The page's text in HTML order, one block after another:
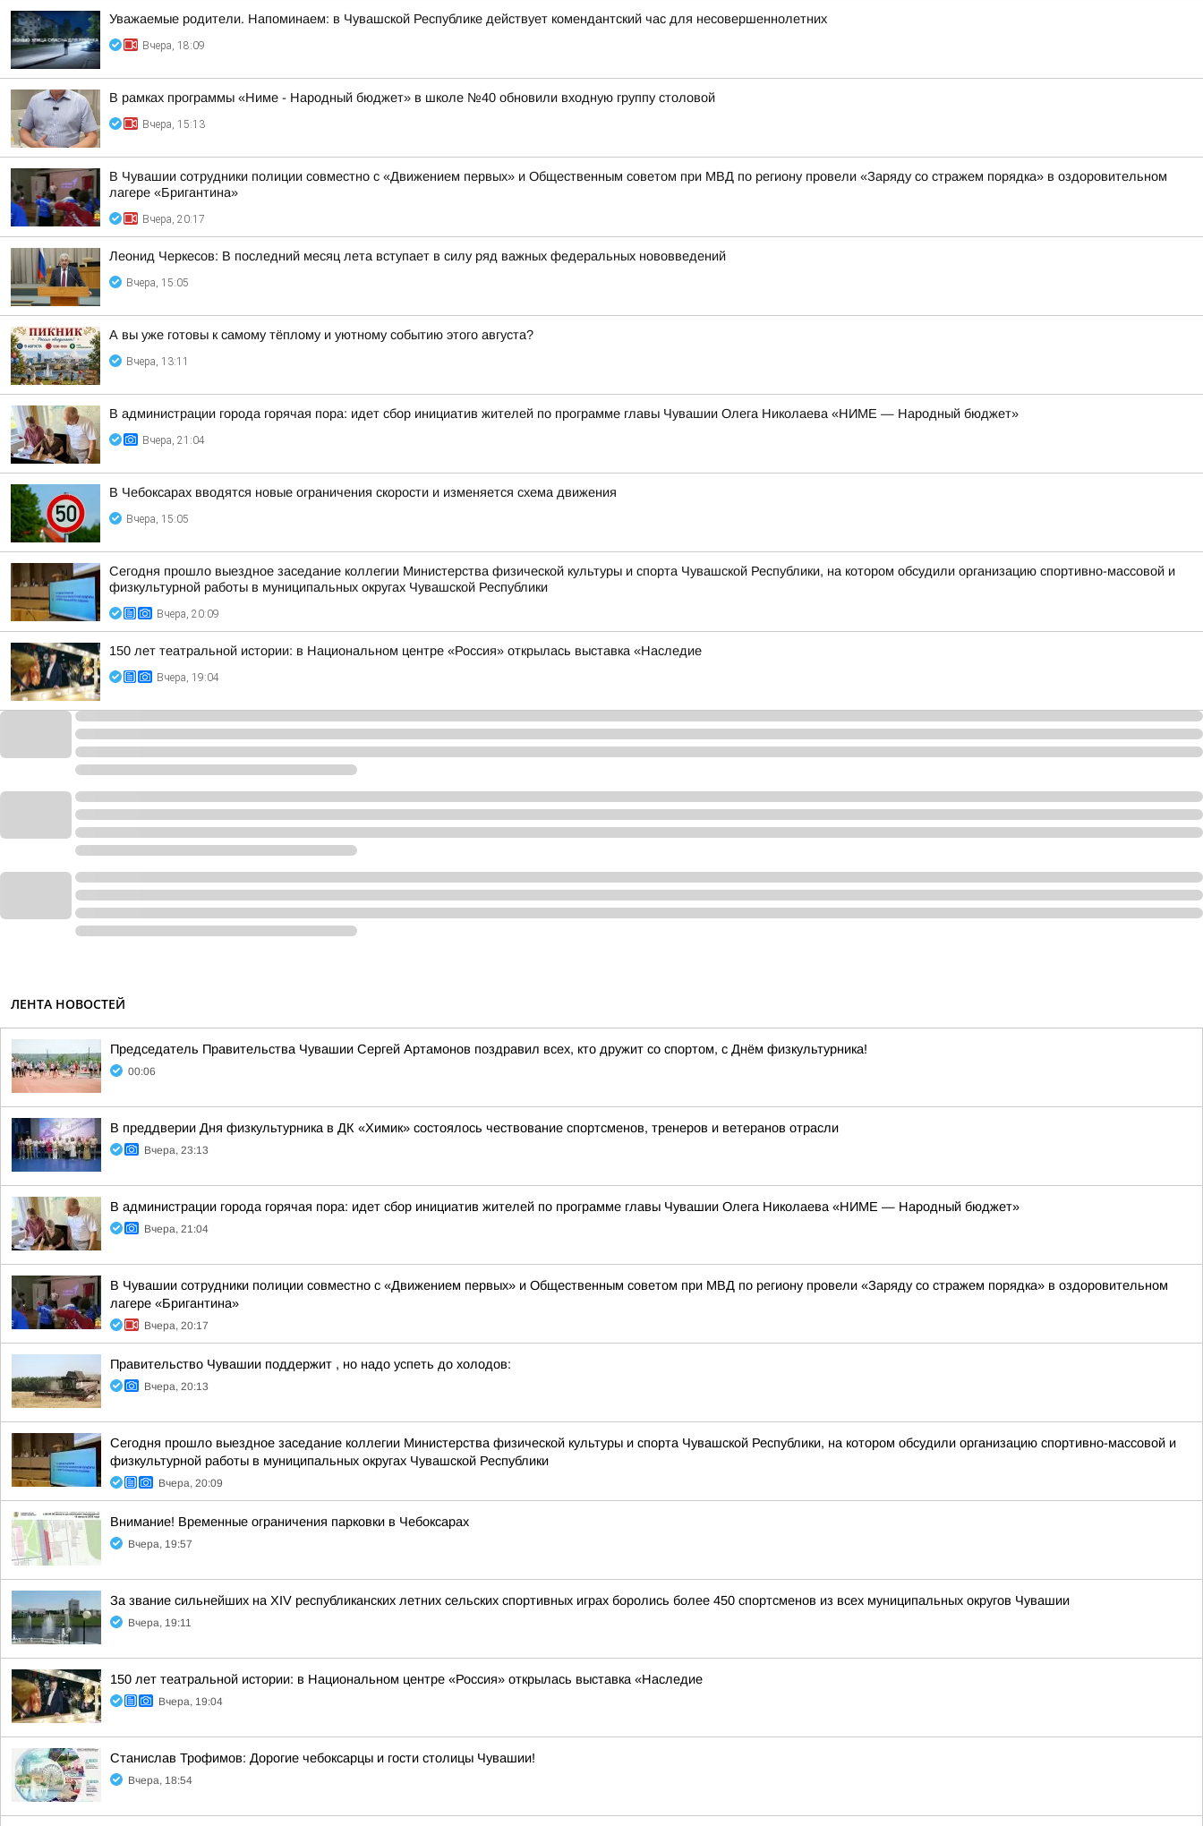
Уважаемые родители. Напоминаем: в Чувашской Республике действует комендантский час для несовершеннолетних
Вчера, 18:09
В рамках программы «Ниме - Народный бюджет» в школе №40 обновили входную группу столовой
Вчера, 15:13
В Чувашии сотрудники полиции совместно с «Движением первых» и Общественным советом при МВД по региону провели «Заряду со стражем порядка» в оздоровительном
лагере «Бригантина»
Вчера, 20:17
Леонид Черкесов: В последний месяц лета вступает в силу ряд важных федеральных нововведений
Вчера, 15:05
А вы уже готовы к самому тёплому и уютному событию этого августа?
Вчера, 13:11
В администрации города горячая пора: идет сбор инициатив жителей по программе главы Чувашии Олега Николаева «НИМЕ — Народный бюджет»
Вчера, 21:04
В Чебоксарах вводятся новые ограничения скорости и изменяется схема движения
Вчера, 15:05
Сегодня прошло выездное заседание коллегии Министерства физической культуры и спорта Чувашской Республики, на котором обсудили организацию спортивно-массовой и
физкультурной работы в муниципальных округах Чувашской Республики
Вчера, 20:09
150 лет театральной истории: в Национальном центре «Россия» открылась выставка «Наследие
Вчера, 19:04
ЛЕНТА НОВОСТЕЙ
Председатель Правительства Чувашии Сергей Артамонов поздравил всех, кто дружит со спортом, с Днём физкультурника!
00:06
В преддверии Дня физкультурника в ДК «Химик» состоялось чествование спортсменов, тренеров и ветеранов отрасли
Вчера, 23:13
В администрации города горячая пора: идет сбор инициатив жителей по программе главы Чувашии Олега Николаева «НИМЕ — Народный бюджет»
Вчера, 21:04
В Чувашии сотрудники полиции совместно с «Движением первых» и Общественным советом при МВД по региону провели «Заряду со стражем порядка» в оздоровительном
лагере «Бригантина»
Вчера, 20:17
Правительство Чувашии поддержит , но надо успеть до холодов:
Вчера, 20:13
Сегодня прошло выездное заседание коллегии Министерства физической культуры и спорта Чувашской Республики, на котором обсудили организацию спортивно-массовой и
физкультурной работы в муниципальных округах Чувашской Республики
Вчера, 20:09
Внимание! Временные ограничения парковки в Чебоксарах
Вчера, 19:57
За звание сильнейших на XIV республиканских летних сельских спортивных играх боролись более 450 спортсменов из всех муниципальных округов Чувашии
Вчера, 19:11
150 лет театральной истории: в Национальном центре «Россия» открылась выставка «Наследие
Вчера, 19:04
Станислав Трофимов: Дорогие чебоксарцы и гости столицы Чувашии!
Вчера, 18:54